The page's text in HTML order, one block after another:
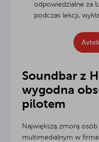
odpowiedzialne za
podczas lekcji,
Soundbar z
wygodna
pilotem
Największą zmorą
multimedialnym w